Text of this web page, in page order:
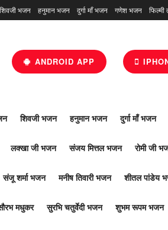
शिवजी भजन हनुमान भजन दुर्गा माँ भजन गणेश भजन फिल्मी
ANDROID APP
शिवजी भजन हनुमान भजन दुर्गा माँ भजन
लक्खा जी भजन संजय मित्तल भजन रोमी जी
संजू शर्मा भजन मनीष तिवारी भजन शीतल पांडेय
मधुकर सुरभि चतुर्वेदी भजन शुभम रूपम भजन